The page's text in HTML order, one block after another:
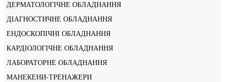
ДЕРМАТОЛОГІЧНЕ ОБЛАДНАННЯ
ДІАГНОСТИЧНЕ ОБЛАДНАННЯ
ЕНДОСКОПІЧНІ ОБЛАДНАННЯ
КАРДІОЛОГІЧНЕ ОБЛАДНАННЯ
ЛАБОРАТОРНЕ ОБЛАДНАННЯ
МАНЕКЕНИ-ТРЕНАЖЕРИ